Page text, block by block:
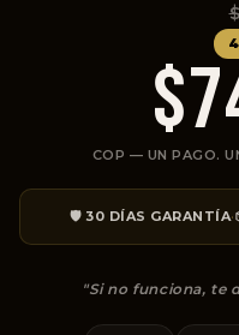
COP — UN PAGO.
🛡️ 30 DÍAS GARANTÍA·
"Si no funciona, te